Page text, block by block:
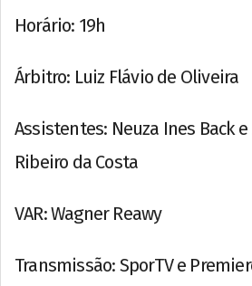
Horário: 19h
Árbitro: Luiz Flávio de Oliveira
Assistentes: Neuza Ines Back
Ribeiro da Costa
VAR: Wagner Reawy
Transmissão: SporTV e